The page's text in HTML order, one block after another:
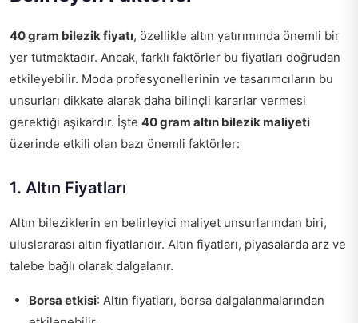
40 gram bilezik fiyatı, özellikle altın yatırımında önemli bir
yer tutmaktadır. Ancak, farklı faktörler bu fiyatları doğrudan
etkileyebilir. Moda profesyonellerinin ve tasarımcıların bu
unsurları dikkate alarak daha bilinçli kararlar vermesi
gerektiği aşikardır. İşte 40 gram altın bilezik maliyeti
üzerinde etkili olan bazı önemli faktörler:
1. Altın Fiyatları
Altın bileziklerin en belirleyici maliyet unsurlarından biri,
uluslararası altın fiyatlarıdır. Altın fiyatları, piyasalarda arz ve
talebe bağlı olarak dalgalanır.
Borsa etkisi: Altın fiyatları, borsa dalgalanmalarından